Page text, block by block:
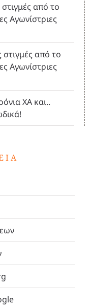
από το
Αγωνίστριες
από το
Αγωνίστριες
ΧΑ και..